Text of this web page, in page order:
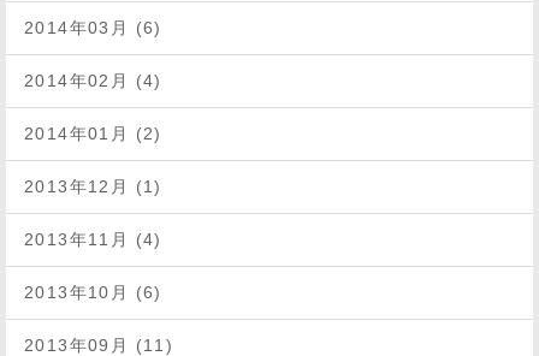
2014年03月 (6)
2014年02月 (4)
2014年01月 (2)
2013年12月 (1)
2013年11月 (4)
2013年10月 (6)
2013年09月 (11)